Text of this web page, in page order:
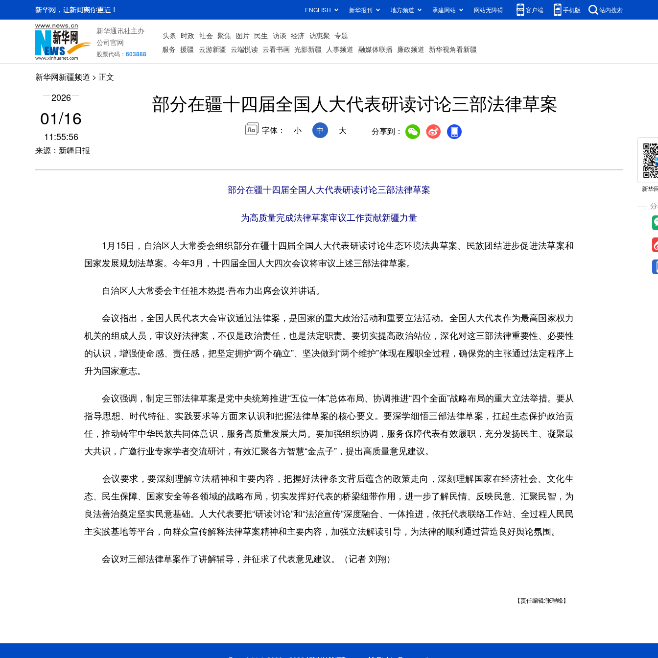
ENGLISH 新华报刊 地方频道 承建网站 网站无障碍 客户端 手机版 站内搜索
新华通讯社主办
公司官网
股票代码： 603888
头条 时政 社会 聚焦 图片 民生 访谈 经济 访惠聚 专题
服务 援疆 云游新疆 云端悦读 云看书画 光影新疆 人事频道 融媒体联播 廉政频道 新华视角看新疆
新华网新疆频道 > 正文
2026
01/16
11:55:56
来源：新疆日报
部分在疆十四届全国人大代表研读讨论三部法律草案
字体： 小 中 大 分享到：
部分在疆十四届全国人大代表研读讨论三部法律草案
为高质量完成法律草案审议工作贡献新疆力量
1月15日，自治区人大常委会组织部分在疆十四届全国人大代表研读讨论生态环境法典草案、民族团结进步促进法草案和
国家发展规划法草案。今年3月，十四届全国人大四次会议将审议上述三部法律草案。
自治区人大常委会主任祖木热提·吾布力出席会议并讲话。
会议指出，全国人民代表大会审议通过法律案，是国家的重大政治活动和重要立法活动。全国人大代表作为最高国家权力
机关的组成人员，审议好法律案，不仅是政治责任，也是法定职责。要切实提高政治站位，深化对这三部法律重要性、必要性
的认识，增强使命感、责任感，把坚定拥护“两个确立”、坚决做到“两个维护”体现在履职全过程，确保党的主张通过法定程序上
升为国家意志。
会议强调，制定三部法律草案是党中央统筹推进“五位一体”总体布局、协调推进“四个全面”战略布局的重大立法举措。要从
指导思想、时代特征、实践要求等方面来认识和把握法律草案的核心要义。要深学细悟三部法律草案，扛起生态保护政治责
任，推动铸牢中华民族共同体意识，服务高质量发展大局。要加强组织协调，服务保障代表有效履职，充分发扬民主、凝聚最
大共识，广邀行业专家学者交流研讨，有效汇聚各方智慧“金点子”，提出高质量意见建议。
会议要求，要深刻理解立法精神和主要内容，把握好法律条文背后蕴含的政策走向，深刻理解国家在经济社会、文化生
态、民生保障、国家安全等各领域的战略布局，切实发挥好代表的桥梁纽带作用，进一步了解民情、反映民意、汇聚民智，为
良法善治奠定坚实民意基础。人大代表要把“研读讨论”和“法治宣传”深度融合、一体推进，依托代表联络工作站、全过程人民民
主实践基地等平台，向群众宣传解释法律草案精神和主要内容，加强立法解读引导，为法律的顺利通过营造良好舆论氛围。
会议对三部法律草案作了讲解辅导，并征求了代表意见建议。（记者 刘翔）
【责任编辑:张理峰】